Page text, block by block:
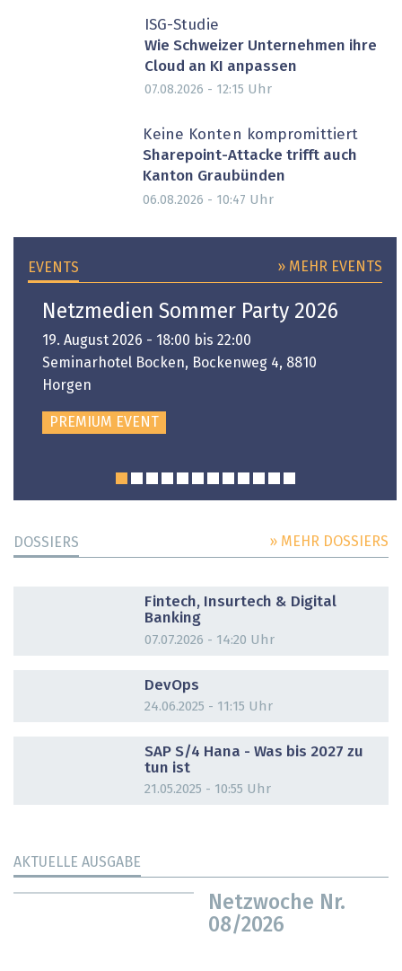
ISG-Studie
Wie Schweizer Unternehmen ihre
Cloud an KI anpassen
07.08.2026 - 12:15 Uhr
Keine Konten kompromittiert
Sharepoint-Attacke trifft auch
Kanton Graubünden
06.08.2026 - 10:47 Uhr
EVENTS » MEHR EVENTS
Netzmedien Sommer Party 2026
19. August 2026 - 18:00 bis 22:00
Seminarhotel Bocken, Bockenweg 4, 8810
Horgen
PREMIUM EVENT
DOSSIERS » MEHR DOSSIERS
Fintech, Insurtech & Digital
Banking
07.07.2026 - 14:20 Uhr
DevOps
24.06.2025 - 11:15 Uhr
SAP S/4 Hana - Was bis 2027 zu
tun ist
21.05.2025 - 10:55 Uhr
AKTUELLE AUSGABE
Netzwoche Nr.
08/2026